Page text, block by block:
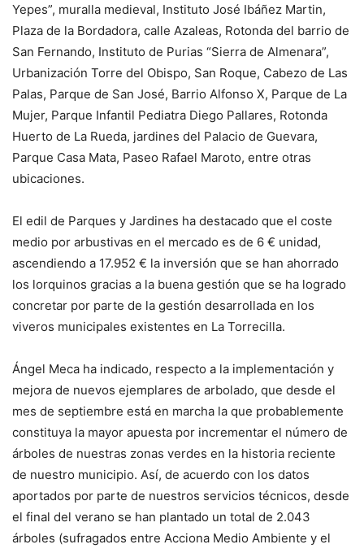
Yepes”, muralla medieval, Instituto José Ibáñez Martin,
Plaza de la Bordadora, calle Azaleas, Rotonda del barrio de
San Fernando, Instituto de Purias “Sierra de Almenara”,
Urbanización Torre del Obispo, San Roque, Cabezo de Las
Palas, Parque de San José, Barrio Alfonso X, Parque de La
Mujer, Parque Infantil Pediatra Diego Pallares, Rotonda
Huerto de La Rueda, jardines del Palacio de Guevara,
Parque Casa Mata, Paseo Rafael Maroto, entre otras
ubicaciones.
El edil de Parques y Jardines ha destacado que el coste
medio por arbustivas en el mercado es de 6 € unidad,
ascendiendo a 17.952 € la inversión que se han ahorrado
los lorquinos gracias a la buena gestión que se ha logrado
concretar por parte de la gestión desarrollada en los
viveros municipales existentes en La Torrecilla.
Ángel Meca ha indicado, respecto a la implementación y
mejora de nuevos ejemplares de arbolado, que desde el
mes de septiembre está en marcha la que probablemente
constituya la mayor apuesta por incrementar el número de
árboles de nuestras zonas verdes en la historia reciente
de nuestro municipio. Así, de acuerdo con los datos
aportados por parte de nuestros servicios técnicos, desde
el final del verano se han plantado un total de 2.043
árboles (sufragados entre Acciona Medio Ambiente y el